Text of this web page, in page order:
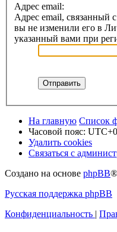
Адрес email:
Адрес email, связанный
вы не изменили его в
указанный вами при
На главную Список
Часовой пояс:
Удалить cookies
Связаться с
Создано на основе phpBB
Русская поддержка phpBB
Конфиденциальность |